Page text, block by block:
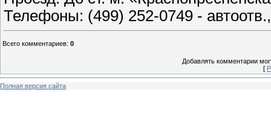
Телефоны: (499) 252-0749 -
Всего комментариев: 0
Добавлять комментарии
[
Полная версия сайта